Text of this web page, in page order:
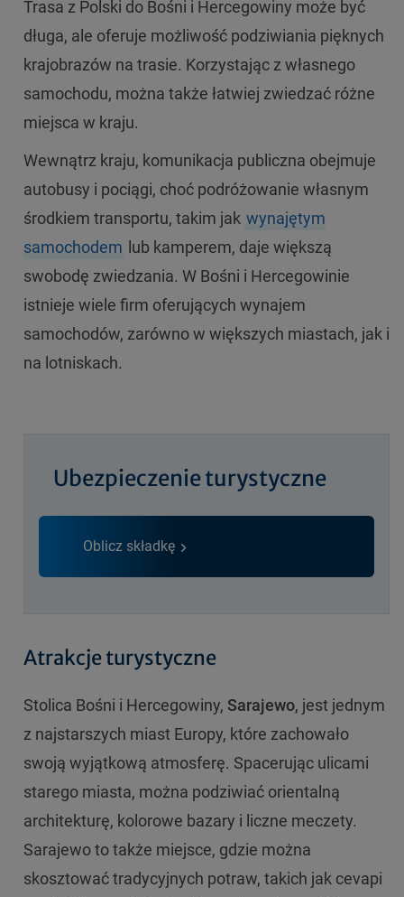
Trasa z Polski do Bośni i Hercegowiny może być
długa, ale oferuje możliwość podziwiania pięknych
krajobrazów na trasie. Korzystając z własnego
samochodu, można także łatwiej zwiedzać różne
miejsca w kraju.
Wewnątrz kraju, komunikacja publiczna obejmuje
autobusy i pociągi, choć podróżowanie własnym
środkiem transportu, takim jak wynajętym
samochodem lub kamperem, daje większą
swobodę zwiedzania. W Bośni i Hercegowinie
istnieje wiele firm oferujących wynajem
samochodów, zarówno w większych miastach, jak i
na lotniskach.
Ubezpieczenie turystyczne
Oblicz składkę
Atrakcje turystyczne
Stolica Bośni i Hercegowiny, Sarajewo, jest jednym
z najstarszych miast Europy, które zachowało
swoją wyjątkową atmosferę. Spacerując ulicami
starego miasta, można podziwiać orientalną
architekturę, kolorowe bazary i liczne meczety.
Sarajewo to także miejsce, gdzie można
skosztować tradycyjnych potraw, takich jak cevapi